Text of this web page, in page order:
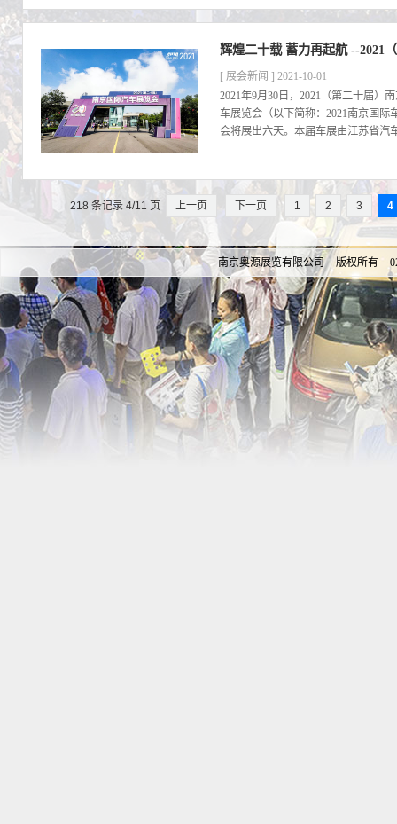
辉煌二十载 蓄力再起航 --2021
[ 展会新闻 ] 2021-10-01
2021年9月30日，2021（第二十届）
车展览会（以下简称：2021南京国
会将展出六天。本届车展由江苏省汽
218 条记录 4/11 页 上一页 下一页 1 2 3 4
南京奥源展览有限公司 版权所有